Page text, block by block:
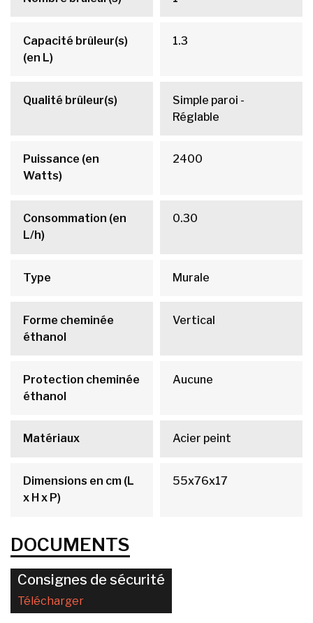
Capacité brûleur(s)
(en L)
1.3
Qualité brûleur(s)
Simple paroi -
Réglable
Puissance (en
Watts)
2400
Consommation (en
L/h)
0.30
Type Murale
Forme cheminée
éthanol
Vertical
Protection cheminée
éthanol
Aucune
Matériaux Acier peint
Dimensions en cm (L
x H x P)
55x76x17
DOCUMENTS
Consignes de sécurité
Télécharger